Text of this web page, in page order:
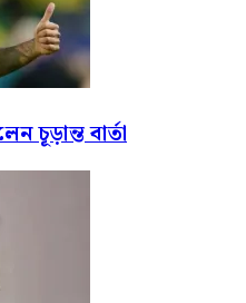
চূড়ান্ত বার্তা